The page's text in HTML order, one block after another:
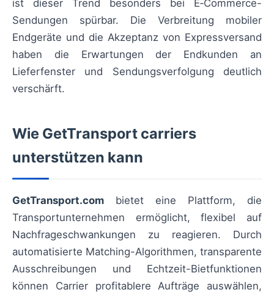
ist dieser Trend besonders bei E‑Commerce-
Sendungen spürbar. Die Verbreitung mobiler
Endgeräte und die Akzeptanz von Expressversand
haben die Erwartungen der Endkunden an
Lieferfenster und Sendungsverfolgung deutlich
verschärft.
Wie GetTransport carriers
unterstützen kann
GetTransport.com bietet eine Plattform, die
Transportunternehmen ermöglicht, flexibel auf
Nachfrageschwankungen zu reagieren. Durch
automatisierte Matching-Algorithmen, transparente
Ausschreibungen und Echtzeit-Bietfunktionen
können Carrier profitablere Aufträge auswählen,